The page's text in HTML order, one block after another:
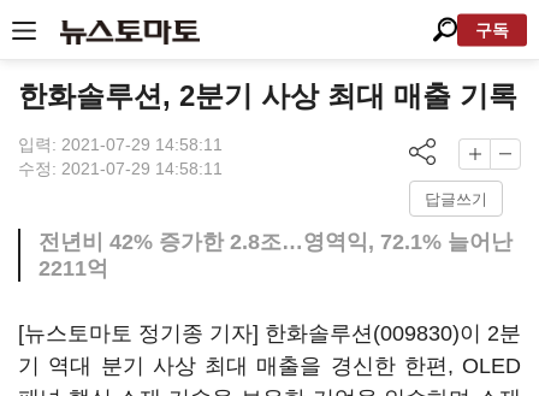
구독
한화솔루션, 2분기 사상 최대 매출 기록
입력: 2021-07-29 14:58:11
수정: 2021-07-29 14:58:11
답글쓰기
전년비 42% 증가한 2.8조…영역익, 72.1% 늘어난
2211억
[뉴스토마토 정기종 기자] 한화솔루션(009830)이 2분
기 역대 분기 사상 최대 매출을 경신한 한편, OLED